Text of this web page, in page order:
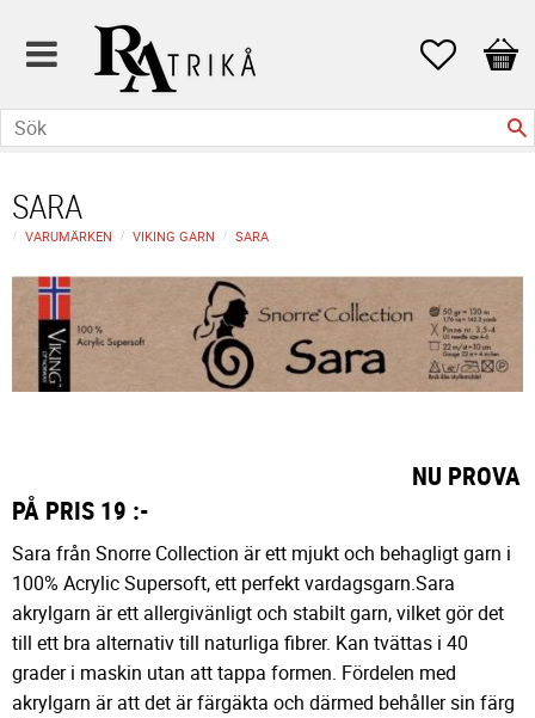
Favoriter
SARA
VARUMÄRKEN VIKING GARN SARA
NU PROVA
PÅ PRIS 19 :-
Sara från Snorre Collection är ett mjukt och behagligt garn i
100% Acrylic Supersoft, ett perfekt vardagsgarn.Sara
akrylgarn är ett allergivänligt och stabilt garn, vilket gör det
till ett bra alternativ till naturliga fibrer. Kan tvättas i 40
grader i maskin utan att tappa formen. Fördelen med
akrylgarn är att det är färgäkta och därmed behåller sin färg